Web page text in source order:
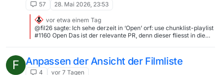
57 28. Mai 2026, 23:53
vor etwa einem Tag
@fil26 sagte: Ich sehe derzeit in ‘Open’ orf: use chunklist-playlist
#1160 Open Das ist der relevante PR, denn dieser fliesst in die
war zu Testzwecken für den Entwickler (Develop Branch)…
F Anpassen der Ansicht der Filmliste
4 vor 7 Tagen